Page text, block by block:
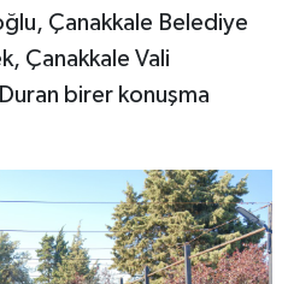
Çanakkale Belediye
Çanakkale Vali
birer konuşma